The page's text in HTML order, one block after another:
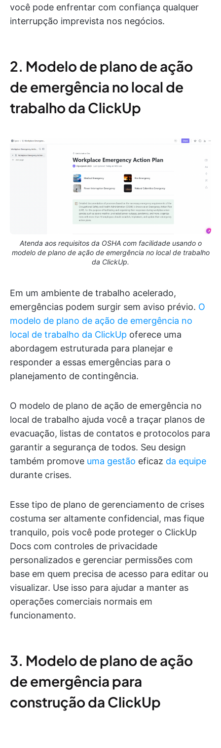
você pode enfrentar com confiança qualquer
interrupção imprevista nos negócios.
2. Modelo de plano de ação
de emergência no local de
trabalho da ClickUp
Atenda aos requisitos da OSHA com facilidade usando o
modelo de plano de ação de emergência no local de trabalho
da ClickUp.
Em um ambiente de trabalho acelerado,
emergências podem surgir sem aviso prévio. O
modelo de plano de ação de emergência no
local de trabalho da ClickUp oferece uma
abordagem estruturada para planejar e
responder a essas emergências para o
planejamento de contingência.
O modelo de plano de ação de emergência no
local de trabalho ajuda você a traçar planos de
evacuação, listas de contatos e protocolos para
garantir a segurança de todos. Seu design
também promove uma gestão eficaz da equipe
durante crises.
Esse tipo de plano de gerenciamento de crises
costuma ser altamente confidencial, mas fique
tranquilo, pois você pode proteger o ClickUp
Docs com controles de privacidade
personalizados e gerenciar permissões com
base em quem precisa de acesso para editar ou
visualizar. Use isso para ajudar a manter as
operações comerciais normais em
funcionamento.
3. Modelo de plano de ação
de emergência para
construção da ClickUp